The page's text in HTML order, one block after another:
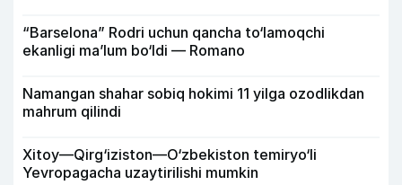
“Barselona” Rodri uchun qancha to‘lamoqchi
ekanligi ma’lum bo‘ldi — Romano
Namangan shahar sobiq hokimi 11 yilga ozodlikdan
mahrum qilindi
Xitoy—Qirg‘iziston—O‘zbekiston temiryo‘li
Yevropagacha uzaytirilishi mumkin